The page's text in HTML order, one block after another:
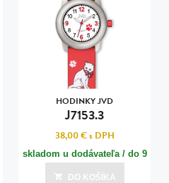
HODINKY JVD
J7153.3
38,00 €s DPH
skladom u dodávateľa / do 9
dní
DO KOŠÍKA